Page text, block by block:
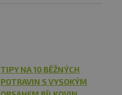
TIPY NA 10 BĚŽNÝCH
POTRAVIN S VYSOKÝM